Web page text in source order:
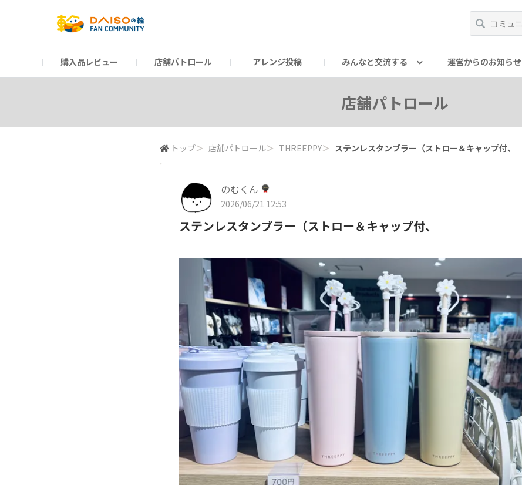
購入品レビュー 店舗パトロール アレンジ投稿 みんなと交流する 運営からのお知らせ
店舗パトロール
トップ＞ 店舗パトロール＞ THREEPPY＞ ステンレスタンブラー（ストロー＆キャップ付、
のむくん
2026/06/21 12:53
ステンレスタンブラー（ストロー＆キャップ付、